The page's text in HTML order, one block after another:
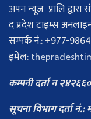
अपन न्यूज प्रालि द्वारा
द प्रदेश टाइम्स
सम्पर्क नं.: +977-
इमेल:
कम्पनी दर्ता न
सूचना विभाग दर्ता